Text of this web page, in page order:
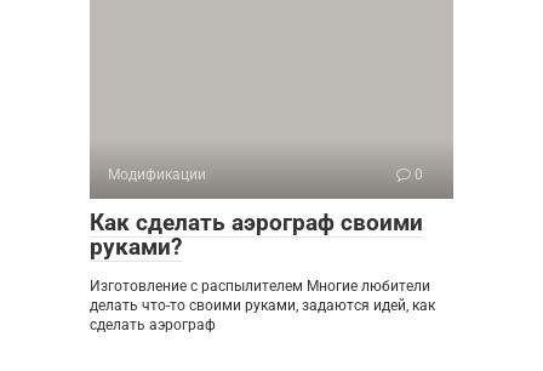
Модификации 0
Как сделать аэрограф своими
руками?
Изготовление с распылителем Многие любители
делать что-то своими руками, задаются идей, как
сделать аэрограф